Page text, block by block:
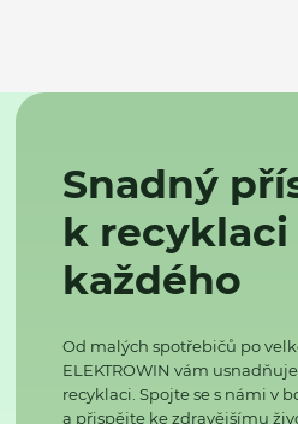
Snadný
k recyklaci
každého
Od malých spotřebičů po
ELEKTROWIN vám
recyklaci. Spojte se s námi v
a přispějte ke zdravějšímu